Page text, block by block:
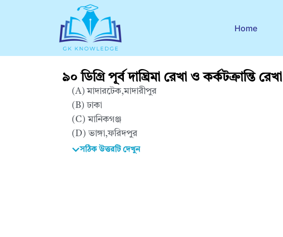
Home
৯০ ডিগ্রি পূর্ব দাঘ্রিমা রেখা ও কর্কটক্রান্তি
(A) মাদারটেক,মাদারীপুর
(B) ঢাকা
(C) মানিকগঞ্জ
(D)ভাঙ্গা,ফরিদপুর
Correct Answer : D
সঠিক উত্তরটি দেখুন